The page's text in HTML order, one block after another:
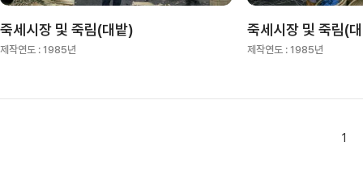
죽세시장 및 죽림(대밭)
제작연도 : 1985년
죽세시장 및 죽림(
제작연도 : 1985년
1